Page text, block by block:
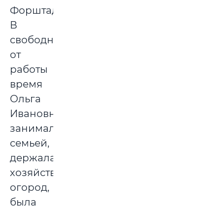
Форштадте.
В
свободное
от
работы
время
Ольга
Ивановна
занималась
семьей,
держала
хозяйство,
огород,
была